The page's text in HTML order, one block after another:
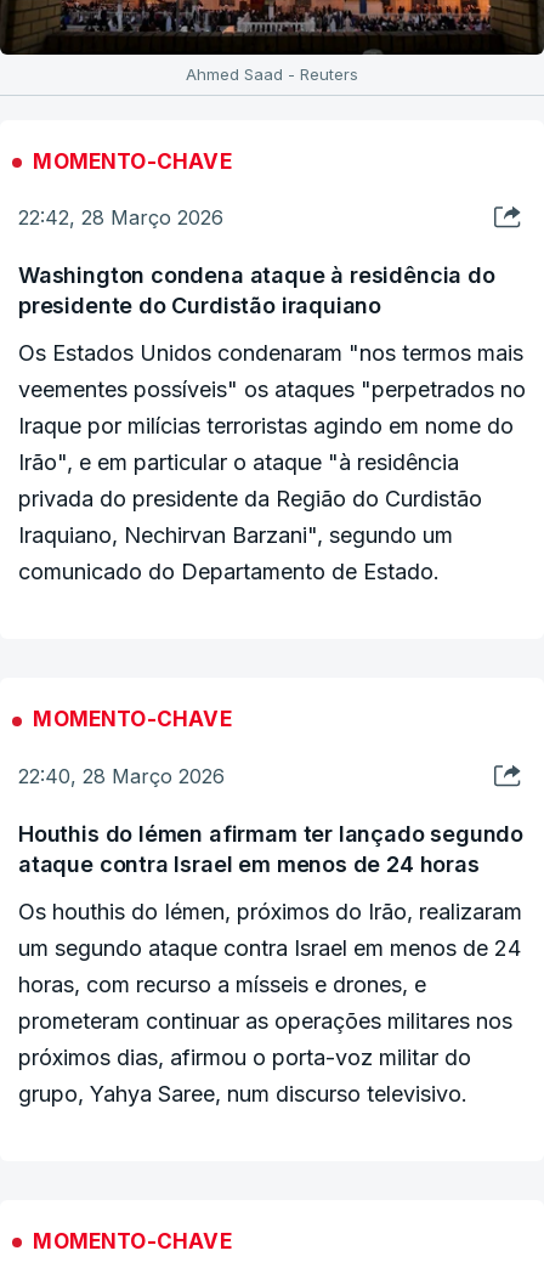
Ahmed Saad - Reuters
MOMENTO-CHAVE
22:42, 28 Março 2026
Washington condena ataque à residência do
presidente do Curdistão iraquiano
Os Estados Unidos condenaram "nos termos mais
veementes possíveis" os ataques "perpetrados no
Iraque por milícias terroristas agindo em nome do
Irão", e em particular o ataque "à residência
privada do presidente da Região do Curdistão
Iraquiano, Nechirvan Barzani", segundo um
comunicado do Departamento de Estado.
MOMENTO-CHAVE
22:40, 28 Março 2026
Houthis do Iémen afirmam ter lançado segundo
ataque contra Israel em menos de 24 horas
Os houthis do Iémen, próximos do Irão, realizaram
um segundo ataque contra Israel em menos de 24
horas, com recurso a mísseis e drones, e
prometeram continuar as operações militares nos
próximos dias, afirmou o porta-voz militar do
grupo, Yahya Saree, num discurso televisivo.
MOMENTO-CHAVE